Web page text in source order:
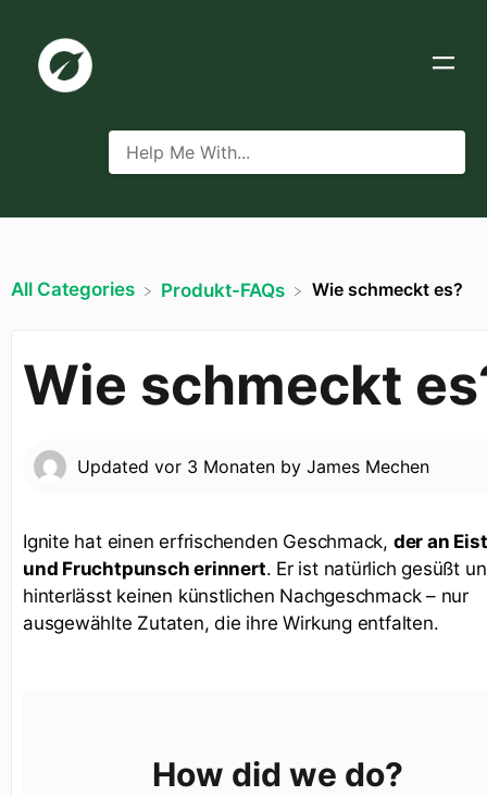
All Categories ​Produkt-FAQs Wie schmeckt es?
Wie schmeckt
Updated vor 3 Monaten by James Mechen
Ignite hat einen erfrischenden Geschmack, der an
und Fruchtpunsch erinnert. Er ist natürlich gesüßt
hinterlässt keinen künstlichen Nachgeschmack – nur
ausgewählte Zutaten, die ihre Wirkung entfalten.
How did we do?